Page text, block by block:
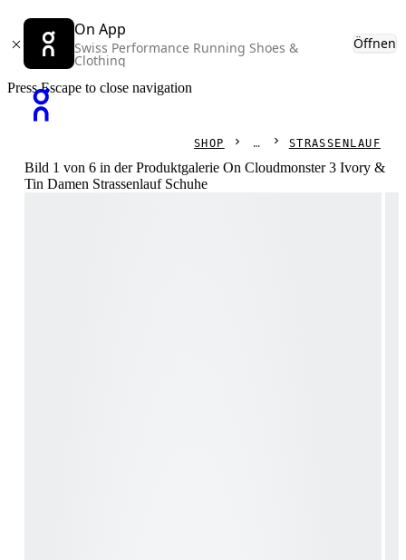
On App
Swiss Performance Running Shoes &
Clothing
Öffnen
Press Escape to close navigation
SHOP STRASSENLAUF
Bild 1 von 6 in der Produktgalerie On Cloudmonster 3 Ivory &
Tin Damen Strassenlauf Schuhe